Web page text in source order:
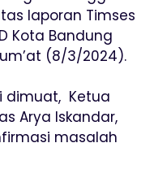
laporan Timses
Kota Bandung
(8/3/2024).
dimuat, Ketua
Arya Iskandar,
masalah